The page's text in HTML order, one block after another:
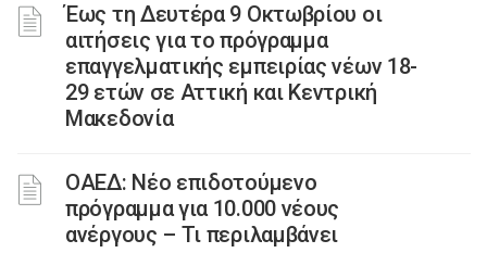
Έως τη Δευτέρα 9 Οκτωβρίου οι
αιτήσεις για το πρόγραμμα
επαγγελματικής εμπειρίας νέων 18-
29 ετών σε Αττική και Κεντρική
Μακεδονία
ΟΑΕΔ: Νέο επιδοτούμενο
πρόγραμμα για 10.000 νέους
ανέργους – Τι περιλαμβάνει